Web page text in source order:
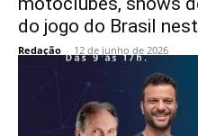
do jogo do Brasil
Redação - 12 de junho de 2026